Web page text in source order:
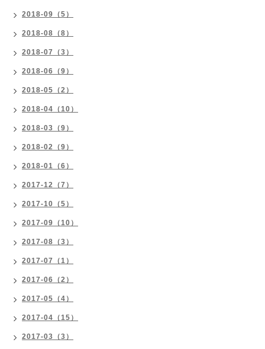
2018-09（5）
2018-08（8）
2018-07（3）
2018-06（9）
2018-05（2）
2018-04（10）
2018-03（9）
2018-02（9）
2018-01（6）
2017-12（7）
2017-10（5）
2017-09（10）
2017-08（3）
2017-07（1）
2017-06（2）
2017-05（4）
2017-04（15）
2017-03（3）